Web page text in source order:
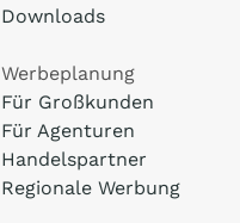
Downloads
Werbeplanung
Für Großkunden
Für Agenturen
Handelspartner
Regionale Werbung